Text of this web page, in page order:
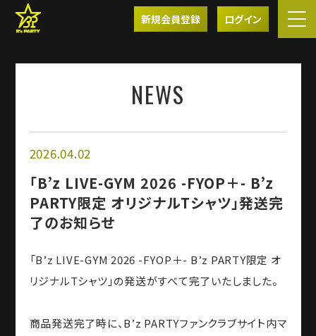
新規会員登録 ログイン
NEWS
2026.04.02
「B’z LIVE-GYM 2026 -FYOP＋- B’z
PARTY限定 オリジナルTシャツ」発送完
了のお知らせ
「B’z LIVE-GYM 2026 -FYOP＋- B’z PARTY限定 オ
リジナルTシャツ」の発送がすべて完了いたしました。
商品発送完了時に、B’z PARTYファンクラブサイト内マ